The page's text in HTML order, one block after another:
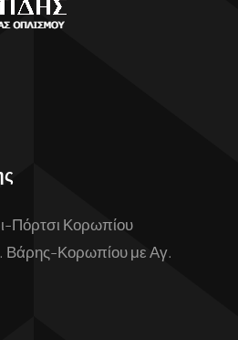
Πόρτσι Κορωπίου
Κορωπίου με Αγ.